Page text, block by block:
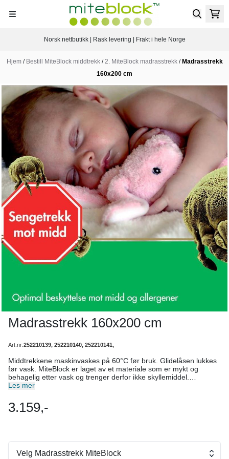
Hopp til innhold
Norsk nettbutikk | Rask levering | Frakt i hele Norge
Hjem / Bestill MiteBlock middtrekk / 2. MiteBlock madrasstrekk /Madrasstrekk
160x200 cm
Madrasstrekk 160x200 cm
Art.nr:252210139, 252210140, 252210141,
Middtrekkene maskinvaskes på 60°C før bruk. Glidelåsen lukkes
før vask. MiteBlock er laget av et materiale som er mykt og
behagelig etter vask og trenger derfor ikke skyllemiddel.
MiteBlock middtrekk til madrass skal ligge konstant på. Vanlig
dag). Middtrekket anbefales vasket 1-2 ganger pr. år. MiteBlock
madrasstrekk inngår i refusjonsordningen fra HELFO (for barn
overmadrass, se Miteblock Overmadrass. Uansett seng, skal det
altså bare være middtrekk på den øverste madrassen.
Les mer
3.159,-
Velg Madrasstrekk MiteBlock